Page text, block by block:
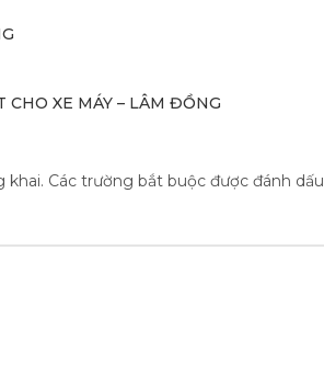
XE MÁY – LÂM ĐỒNG
khai. Các trường bắt buộc được đánh dấu